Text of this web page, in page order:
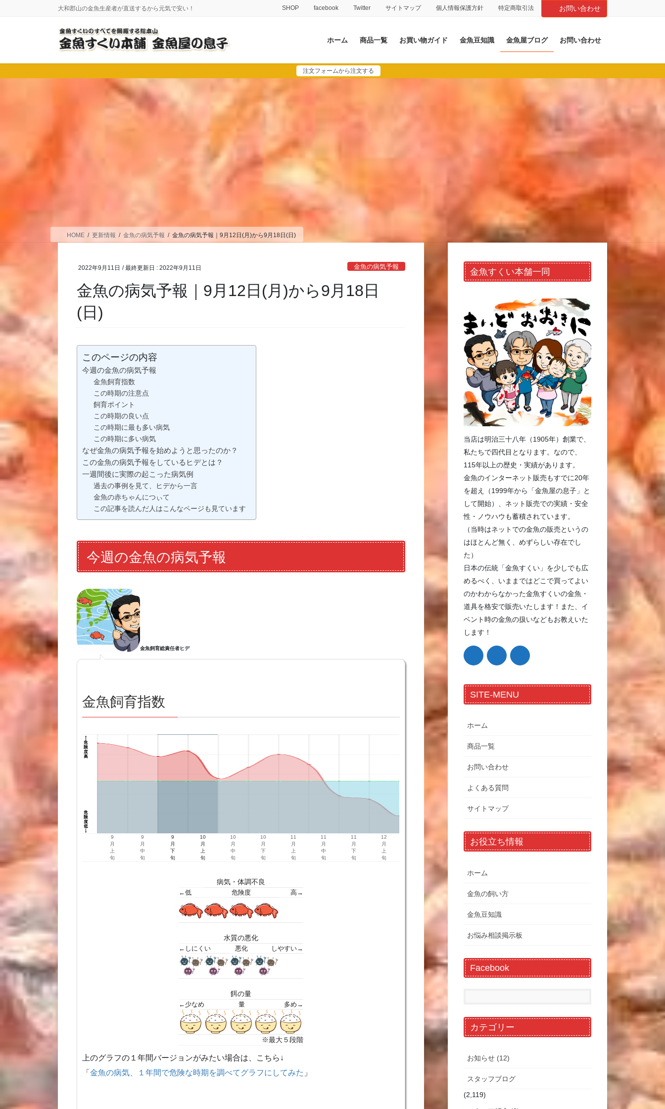
に
移
ョ
ン
大和郡山の金魚生産者が直送するから元気で安い！ SHOP facebook Twitter サイトマップ 個人情報保護方針 特定商取引法 お問い合わせ
ホーム 商品一覧 お買い物ガイド 金魚豆知識 金魚屋ブログ お問い合わせ
注文フォームから注文する
HOME 更新情報 金魚の病気予報 金魚の病気予報｜9月12日(月)から9月18日(日)
2022年9月11日 / 最終更新日 :2022年9月11日 金魚の病気予報
金魚の病気予報｜9月12日(月)から9月18日
(日)
このページの内容
今週の金魚の病気予報
金魚飼育指数
この時期の注意点
飼育ポイント
この時期の良い点
この時期に最も多い病気
この時期に多い病気
なぜ金魚の病気予報を始めようと思ったのか？
この金魚の病気予報をしているヒデとは？
一週間後に実際の起こった病気例
過去の事例を見て、ヒデから一言
金魚の赤ちゃんにつぃて
この記事を読んだ人はこんなページも見ています
今週の金魚の病気予報
金魚飼育総責任者ヒデ
金魚飼育指数
9
月
上
旬
9
月
中
旬
9
月
下
旬
10
月
上
旬
10
月
中
旬
10
月
下
旬
11
月
上
旬
11
月
中
旬
11
月
下
旬
12
月
上
旬
病気・体調不良
←低 危険度 高→
水質の悪化
←しにくい 悪化 しやすい→
餌の量
←少なめ 量 多め→
※最大５段階
上のグラフの１年間バージョンがみたい場合は、こちら↓
「金魚の病気、１年間で危険な時期を調べてグラフにしてみた 」
金魚すくい本舗一同
当店は明治三十八年（1905年）創業で、
私たちで四代目となります。なので、
115年以上の歴史・実績があります。
金魚のインターネット販売もすでに20年
を超え（1999年から「金魚屋の息子」と
して開始）、ネット販売での実績・安全
性・ノウハウも蓄積されています。
（当時はネットでの金魚の販売というの
はほとんど無く、めずらしい存在でし
た）
日本の伝統「金魚すくい」を少しでも広
めるべく、いままではどこで買ってよい
のかわからなかった金魚すくいの金魚・
道具を格安で販売いたします！また、イ
ベント時の金魚の扱いなどもお教えいた
します！
SITE-MENU
ホーム
商品一覧
お問い合わせ
よくある質問
サイトマップ
お役立ち情報
ホーム
金魚の飼い方
金魚豆知識
お悩み相談掲示板
Facebook
カテゴリー
お知らせ (12)
スタッフブログ
(2,119)